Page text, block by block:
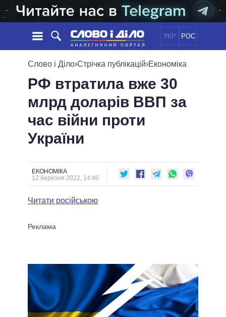
УКР РОС
НОВИНИ
СТРІЧКА
ПОДІЇ
СТАТТІ
ОГЛЯДИ
ДАЙДЖЕСТИ
ПОЛІТИКА
ЕКОНОМІКА
СУСПІЛЬСТВО
ОБIЦЯНКИ
ПОЛIТИКИ
УСІ ПОЛІТИКИ
ПРЕЗИДЕНТ І ОФІС
ВЕРХОВНА РАДА
КАБІНЕТ МІНІСТРІВ
МЕРИ МІСТ
ІНФОГРАФІКА
ПІДТРИМАТИ
ПОРІВНЯННЯ ПОЛІТИКІВ
Слово і Діло›Стрічка публікацій›Економіка
РФ втратила вже 30
млрд доларів ВВП за
час війни проти
України
ЕКОНОМІКА
12 березня 2022, 14:40
Читати російською